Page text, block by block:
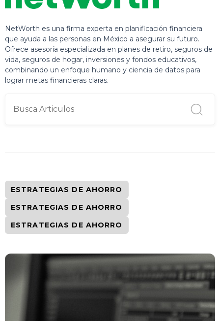
NetWorth es una firma experta en planificación financiera
que ayuda a las personas en México a asegurar su futuro.
Ofrece asesoría especializada en planes de retiro, seguros de
vida, seguros de hogar, inversiones y fondos educativos,
combinando un enfoque humano y ciencia de datos para
lograr metas financieras claras.
ESTRATEGIAS DE AHORRO
ESTRATEGIAS DE AHORRO
ESTRATEGIAS DE AHORRO